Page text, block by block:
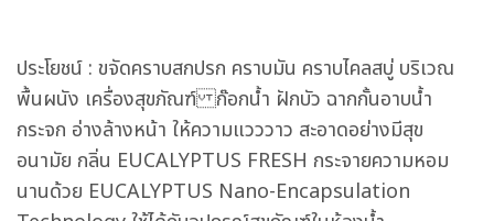
ประโยชน์ : ขจัดคราบสกปรก คราบมัน คราบไคลสบู่ บริเวณ
พื้นผนัง เครื่องสุขภัณฑ์ ก๊อกน้ำ ฝักบัว ฉากกั้นอาบน้ำ
กระจก อ่างล้างหน้า ให้ความแวววาว สะอาดอย่างมีสุข
อนามัย กลิ่น EUCALYPTUS FRESH กระจายความหอม
นานด้วย EUCALYPTUS Nano-Encapsulation